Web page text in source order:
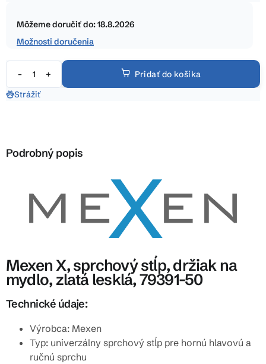
cena:
Môžeme doručiť do:18.8.2026
Možnosti doručenia
Pridať do košíka
Strážiť
Podrobný popis
Mexen X, sprchový stĺp, držiak na
mydlo, zlatá lesklá, 79391-50
Technické údaje:
Výrobca: Mexen
Typ: univerzálny sprchový stĺp pre hornú hlavovú a
ručnú sprchu